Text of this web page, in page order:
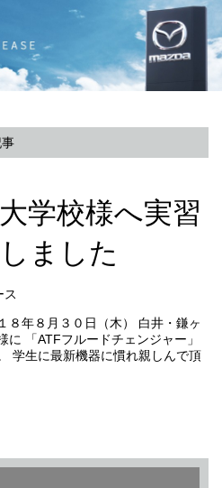
学校様へ実習
ました
ス
８年８月３０日（木） 白井・鎌ヶ
「ATFフルードチェンジャー」
学生に最新機器に慣れ親しんで頂